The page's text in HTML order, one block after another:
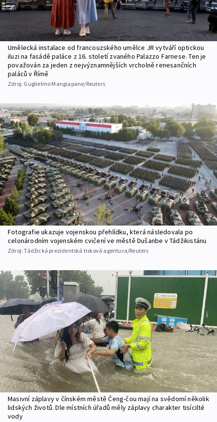
Umělecká instalace od francouzského umělce JR vytváří optickou
iluzi na fasádě paláce z 16. století zvaného Palazzo Farnese. Ten je
považován za jeden z nejvýznamnějších vrcholně renesančních
paláců v Římě
Zdroj: Guglielmo Mangiapane/Reuters
Fotografie ukazuje vojenskou přehlídku, která následovala po
celonárodním vojenském cvičení ve městě Dušanbe v Tádžikistánu
Zdroj:Tádžická prezidentská tisková agentura/Reuters
Masivní záplavy v čínském městě Čeng-čou mají na svědomí několik
lidských životů. Dle místních úřadů měly záplavy charakter tisícilté
vody